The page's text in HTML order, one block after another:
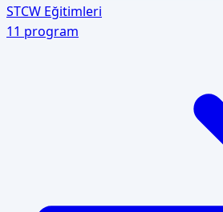
STCW Eğitimleri
11 program